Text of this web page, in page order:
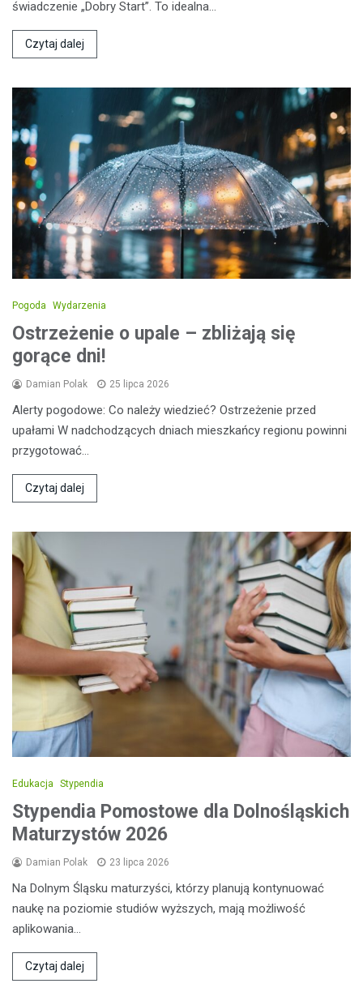
świadczenie „Dobry Start”. To idealna…
Czytaj dalej
Pogoda Wydarzenia
Ostrzeżenie o upale – zbliżają się
gorące dni!
Damian Polak 25 lipca 2026
Alerty pogodowe: Co należy wiedzieć? Ostrzeżenie przed
upałami W nadchodzących dniach mieszkańcy regionu powinni
przygotować…
Czytaj dalej
Edukacja Stypendia
Stypendia Pomostowe dla Dolnośląskich
Maturzystów 2026
Damian Polak 23 lipca 2026
Na Dolnym Śląsku maturzyści, którzy planują kontynuować
naukę na poziomie studiów wyższych, mają możliwość
aplikowania…
Czytaj dalej